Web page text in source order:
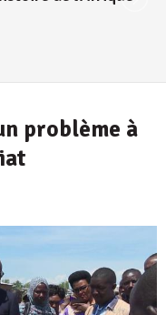
problème à